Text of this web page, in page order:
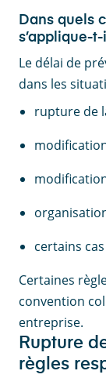
Dans quels
s’applique-t-
Le délai de
dans les
rupture de
certains
Certaines
convention
entreprise.
Rupture
règles